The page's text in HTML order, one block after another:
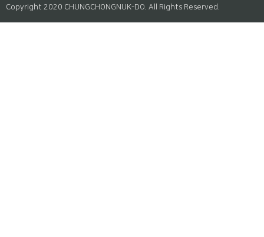
Copyright 2020 CHUNGCHONGNUK-DO. All Rights Reserved.